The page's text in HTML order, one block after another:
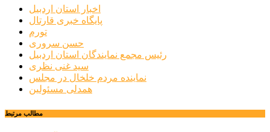
اخبار استان اردبیل
پایگاه خبری قارتال
تورم
حسن سروری
رئیس مجمع نمایندگان استان اردبیل
سید غنی نظری
نماینده مردم خلخال در مجلس
همدلی مسئولین
مطالب مرتبط